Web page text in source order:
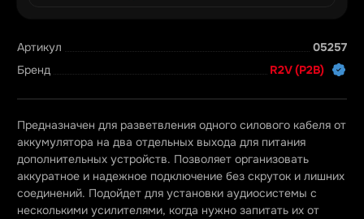
Артикул
05257
Бренд
R2V (Р2В)
Предназначен для разветвления одного силового кабеля от
аккумулятора на два отдельных выхода для питания
дополнительных устройств. Позволяет организовать
аккуратное и надежное подключение без скруток и лишних
соединений. Подойдет для установки аудиосистемы с
несколькими усилителями, когда нужно запитать их от